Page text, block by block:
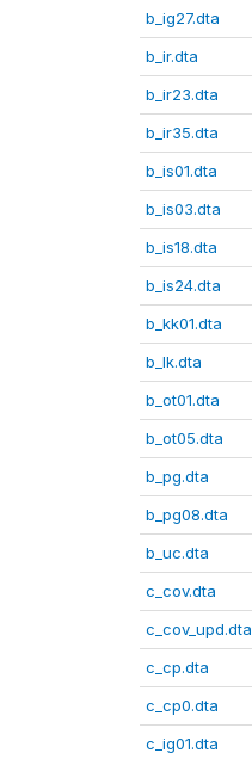
b_ig27.dta
b_ir.dta
b_ir23.dta
b_ir35.dta
b_is01.dta
b_is03.dta
b_is18.dta
b_is24.dta
b_kk01.dta
b_lk.dta
b_ot01.dta
b_ot05.dta
b_pg.dta
b_pg08.dta
b_uc.dta
c_cov.dta
c_cov_upd.dta
c_cp.dta
c_cp0.dta
c_ig01.dta